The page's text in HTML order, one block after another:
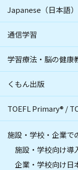
Japanese（日本語）
通信学習
学習療法・脳の健康
くもん出版
TOEFL Primary® /
施設・学校・企業で
施設・学校向け導
企業・学校向け日